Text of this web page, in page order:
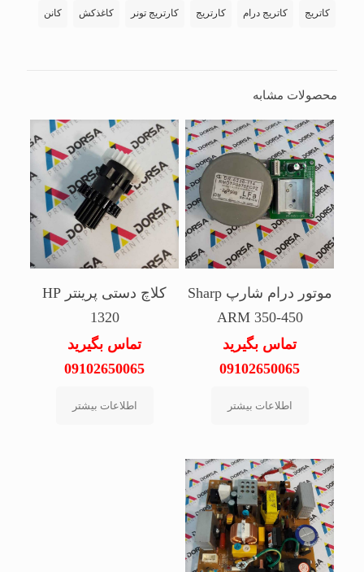
کاتریج کاتریج درام کارتریج کارتریج تونر کاغذکش کانن
محصولات مشابه
موتور درام شارپ Sharp
ARM 350-450
تماس بگیرید
09102650065
اطلاعات بیشتر
کلاچ دستی پرینتر HP
1320
تماس بگیرید
09102650065
اطلاعات بیشتر